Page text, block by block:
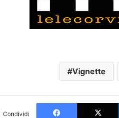
Vignette
Condividi
Facebook